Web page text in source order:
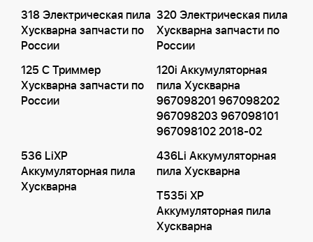
318 Электрическая пила
Хускварна запчасти по
России
320 Электрическая пила
Хускварна запчасти по
России
125 C Триммер
Хускварна запчасти по
России
120i Аккумуляторная
пила Хускварна
967098201 967098202
967098203 967098101
967098102 2018-02
536 LiXP
Аккумуляторная пила
Хускварна
436Li Аккумуляторная
пила Хускварна
T535i XP
Аккумуляторная пила
Хускварна